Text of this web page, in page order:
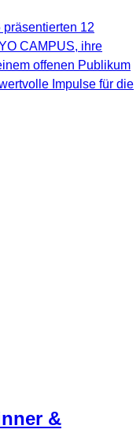
präsentierten 12
CAMPUS, ihre
offenen Publikum
Impulse für die
&